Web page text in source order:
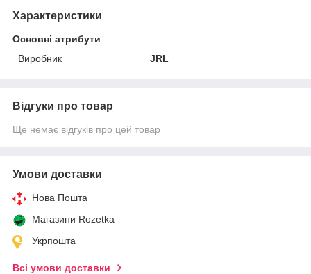
Характеристики
Основні атрибути
Виробник
JRL
Відгуки про товар
Ще немає відгуків про цей товар
Умови доставки
Нова Пошта
Магазини Rozetka
Укрпошта
Всі умови доставки